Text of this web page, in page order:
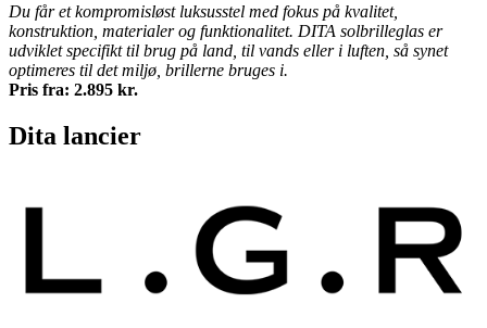
Du får et kompromisløst luksusstel med fokus på kvalitet,
konstruktion, materialer og funktionalitet. DITA solbrilleglas er
udviklet specifikt til brug på land, til vands eller i luften, så synet
optimeres til det miljø, brillerne bruges i.
Pris fra: 2.895 kr.
Dita lancier